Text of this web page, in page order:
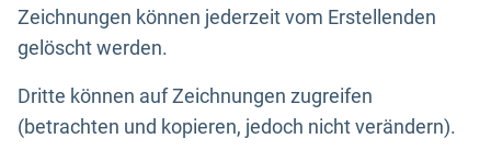
Zeichnungen können jederzeit vom Erstellenden
gelöscht werden.
Dritte können auf Zeichnungen zugreifen
(betrachten und kopieren, jedoch nicht verändern).